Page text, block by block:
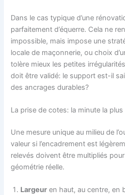
Dans le cas typique d’une
parfaitement d’équerre. Cela ne
impossible, mais impose une
locale de maçonnerie, ou choix
tolère mieux les petites
doit être validé: le support est-il
des ancrages durables?
La prise de cotes: la minute la
Une mesure unique au milieu de
valeur si l’encadrement est
relevés doivent être multipliés
géométrie réelle.
Largeur en haut, au centre, en